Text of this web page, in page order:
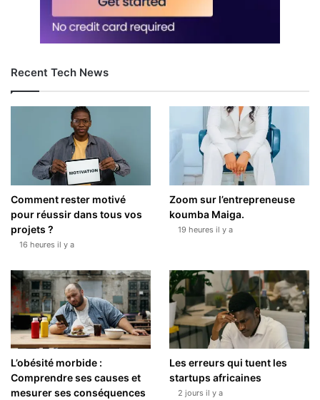
Recent Tech News
Comment rester motivé
pour réussir dans tous vos
projets ?
16 heures il y a
Zoom sur l’entrepreneuse
koumba Maiga.
19 heures il y a
L’obésité morbide :
Comprendre ses causes et
mesurer ses conséquences
Les erreurs qui tuent les
startups africaines
2 jours il y a